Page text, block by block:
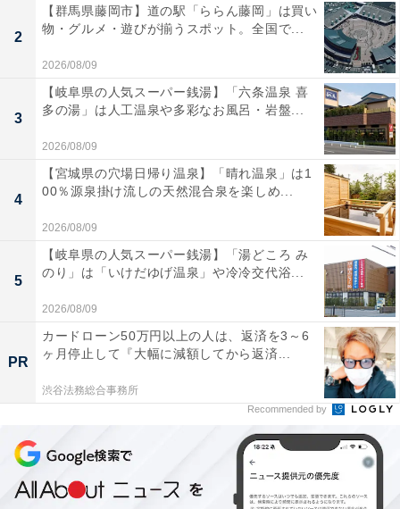
「天然温泉つくもの湯 極楽湯東大阪店」の口コミ
は？
「天然温泉つくもの湯 極楽湯東大阪店」には以下のよう
な口コミが寄せられています。
源泉かけ流しの露天岩風呂はなめるとしょっぱく、
塩化物泉の濃いお湯で体の芯までしっかり温まりま
した。湯上がりも塩の保温効果で長くポカポカが続
男湯のオートロウリュサウナはタイミングよく蒸気
が噴き出してとても熱く、しっかり発汗できまし
た。水風呂との交互浴で体がスッキリとリフレッシ
2
【群馬県藤岡市】道の駅「ららん藤岡」は買い
物・グルメ・遊びが揃うスポット。全国で...
2026/08/09
3
【岐阜県の人気スーパー銭湯】「六条温泉 喜
多の湯」は人工温泉や多彩なお風呂・岩盤...
2026/08/09
4
【宮城県の穴場日帰り温泉】「晴れ温泉」は1
00％源泉掛け流しの天然混合泉を楽しめ...
2026/08/09
5
【岐阜県の人気スーパー銭湯】「湯どころ み
のり」は「いけだゆげ温泉」や冷冷交代浴...
2026/08/09
PR
カードローン50万円以上の人は、返済を3～6
ヶ月停止して『大幅に減額してから返済...
渋谷法務総合事務所
Recommended by